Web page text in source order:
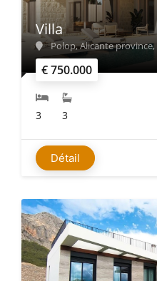
€ 750.000
Villa
Polop, Alicante province,
3 3
Détail